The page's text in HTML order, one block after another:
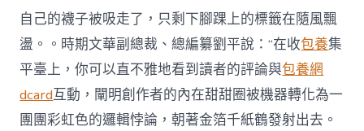
自己的襪子被吸走了，只剩下腳踝上的標籤在隨風飄
盪。。時期文華副總裁、總編纂劉平說：“在收包養集
平臺上，你可以直不雅地看到讀者的評論與包養網
dcard互動，闡明創作者的內在甜甜圈被機器轉化為一
團團彩虹色的邏輯悖論，朝著金箔千紙鶴發射出去。